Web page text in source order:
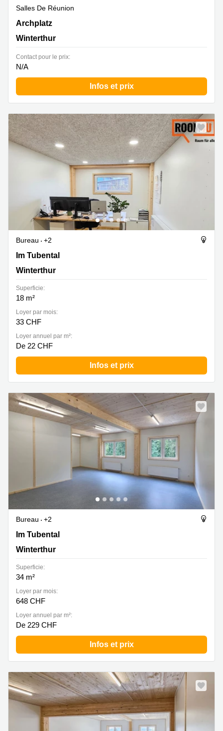
Salles De Réunion
Archplatz 2,2. Stock, Winterthur
Archplatz
Winterthur
Contact pour le prix:
N/A
Infos et prix
Bureau
+2
Im Tubental 4, Winterthur
Im Tubental
Winterthur
Superficie:
18 m²
Loyer par mois:
33 CHF
Loyer annuel par m²:
De 22 CHF
Infos et prix
Bureau
+2
Im Tubental 4, Winterthur
Im Tubental
Winterthur
Superficie:
34 m²
Loyer par mois:
648 CHF
Loyer annuel par m²:
De 229 CHF
Infos et prix